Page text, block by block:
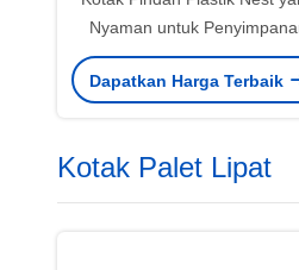
Nyaman untuk
Gudang dan Solusi
Dapatkan Harga Terbaik
Kotak Palet Lipat